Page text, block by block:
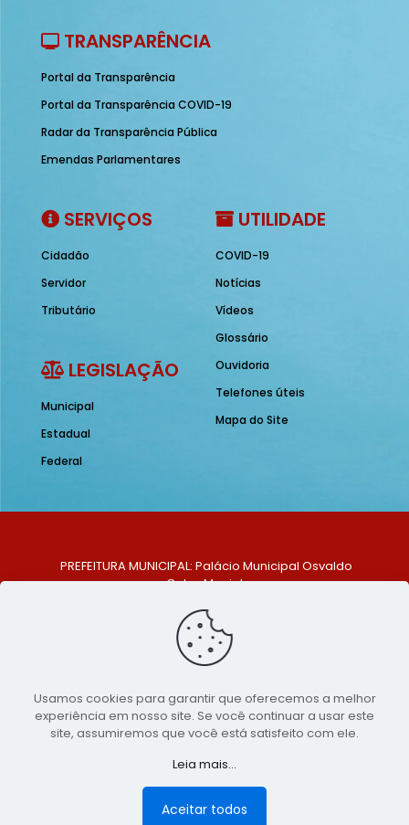
TRANSPARÊNCIA
Portal da Transparência
Portal da Transparência COVID-19
Radar da Transparência Pública
Emendas Parlamentares
SERVIÇOS
Cidadão
Servidor
Tributário
LEGISLAÇÃO
Municipal
Estadual
Federal
UTILIDADE
COVID-19
Notícias
Vídeos
Glossário
Ouvidoria
Telefones úteis
Mapa do Site
PREFEITURA MUNICIPAL: Palácio Municipal Osvaldo
Celso Maciel
Centro, São Bento do Una - PE. CEP: 553370-128
TELEFONE: (81) 99548-1569
E-MAIL: ouvidoria@saobentodouna.pe.gov.br
Copyright 2021-2026 - Assessoria de Comunicação da
Prefeitura de São Bento do Una - PE
publicidadeLumusWeb - Agência Digital
Usamos cookies para garantir que oferecemos a melhor
experiência em nosso site. Se você continuar a usar este
site, assumiremos que você está satisfeito com ele.
Leia mais...
Aceitar todos